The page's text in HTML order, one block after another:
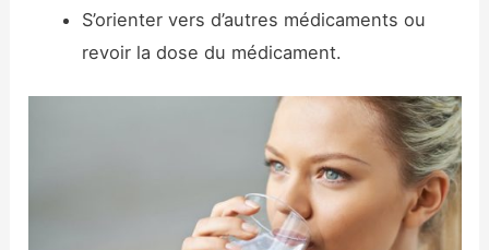
S’orienter vers d’autres médicaments ou
revoir la dose du médicament.